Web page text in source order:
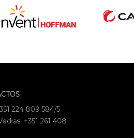
224 809 584/5
+351 261 408